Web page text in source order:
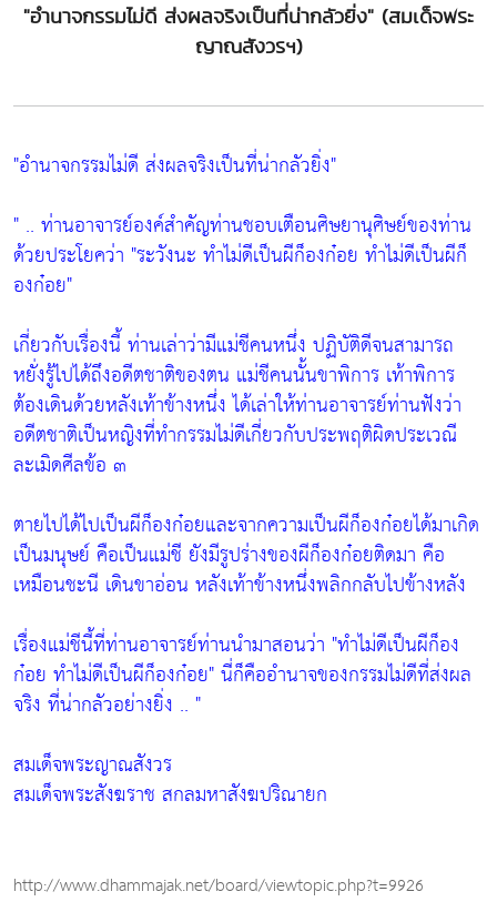
"อำนาจกรรมไม่ดี ส่งผลจริงเป็นที่น่ากลัวยิ่ง" (สมเด็จพระ
ญาณสังวรฯ)
"อำนาจกรรมไม่ดี ส่งผลจริงเป็นที่น่ากลัวยิ่ง"
" .. ท่านอาจารย์องค์สำคัญท่านชอบเตือนศิษยานุศิษย์ของท่าน
ด้วยประโยคว่า "ระวังนะ ทำไม่ดีเป็นผีก็องก๋อย ทำไม่ดีเป็นผีก็
องก๋อย"
เกี่ยวกับเรื่องนี้ ท่านเล่าว่ามีแม่ชีคนหนึ่ง ปฏิบัติดีจนสามารถ
หยั่งรู้ไปได้ถึงอดีตชาติของตน แม่ชีคนนั้นขาพิการ เท้าพิการ
ต้องเดินด้วยหลังเท้าข้างหนึ่ง ได้เล่าให้ท่านอาจารย์ท่านฟังว่า
อดีตชาติเป็นหญิงที่ทำกรรมไม่ดีเกี่ยวกับประพฤติผิดประเวณี
ละเมิดศีลข้อ ๓
ตายไปได้ไปเป็นผีก็องก๋อยและจากความเป็นผีก็องก๋อยได้มาเกิด
เป็นมนุษย์ คือเป็นแม่ชี ยังมีรูปร่างของผีก็องก๋อยติดมา คือ
เหมือนชะนี เดินขาอ่อน หลังเท้าข้างหนึ่งพลิกกลับไปข้างหลัง
เรื่องแม่ชีนี้ที่ท่านอาจารย์ท่านนำมาสอนว่า "ทำไม่ดีเป็นผีก็อง
ก๋อย ทำไม่ดีเป็นผีก็องก๋อย"นี่ก็คืออำนาจของกรรมไม่ดีที่ส่งผล
จริง ที่น่ากลัวอย่างยิ่ง .. "
สมเด็จพระญาณสังวร
สมเด็จพระสังฆราช สกลมหาสังฆปริณายก
http://www.dhammajak.net/board/viewtopic.php?t=9926